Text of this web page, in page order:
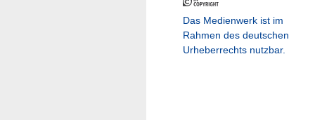
Das Medienwerk ist im
Rahmen des deutschen
Urheberrechts nutzbar.